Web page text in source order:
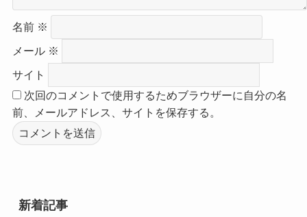
名前 ※
メール ※
サイト
次回のコメントで使用するためブラウザーに自分の名
前、メールアドレス、サイトを保存する。
新着記事